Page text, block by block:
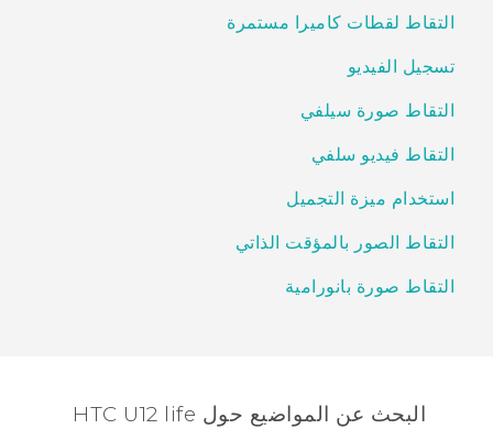
التقاط لقطات كاميرا مستمرة
تسجيل الفيديو
التقاط صورة سيلفي
التقاط فيديو سلفي
استخدام ميزة التجميل
التقاط الصور بالمؤقت الذاتي
التقاط صورة بانورامية
البحث عن المواضيع حول HTC U12 life